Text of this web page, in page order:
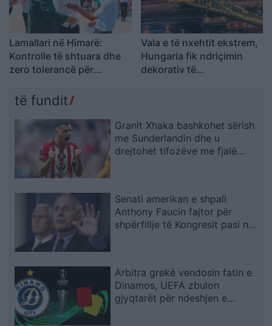
Lamallari në Himarë:
Kontrolle të shtuara dhe
zero tolerancë për
turistik
Vala e të nxehtit ekstrem,
Hungaria fik ndriçimin
dekorativ të
të fundit
Granit Xhaka bashkohet sërish
me Sunderlandin dhe u
drejtohet tifozëve me fjalë
Senati amerikan e shpall
Anthony Faucin fajtor për
shpërfillje të Kongresit pasi nuk
Arbitra grekë vendosin fatin e
Dinamos, UEFA zbulon
gjyqtarët për ndeshjen e